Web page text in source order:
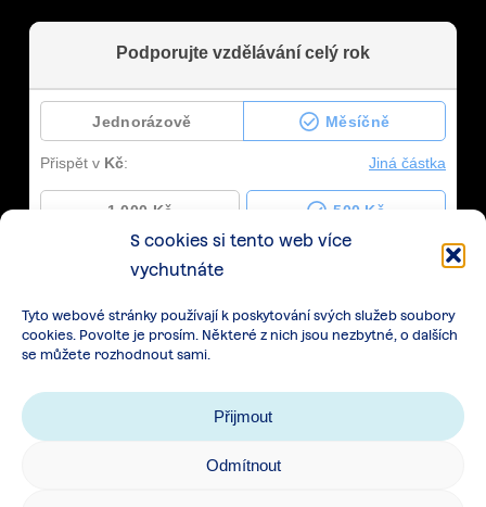
S cookies si tento web více
vychutnáte
Tyto webové stránky používají k poskytování svých služeb soubory
cookies. Povolte je prosím. Některé z nich jsou nezbytné, o dalších
se můžete rozhodnout sami.
Přijmout
Odmítnout